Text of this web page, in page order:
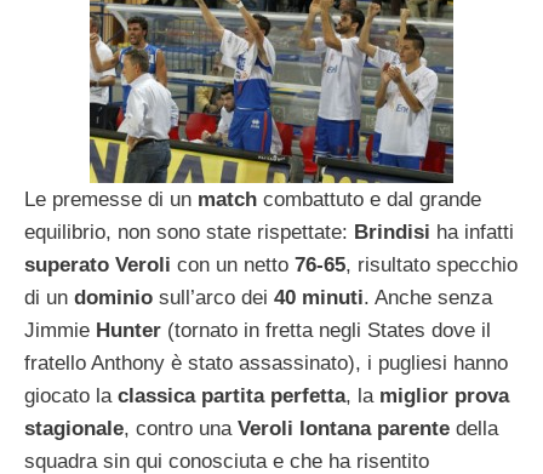
Le premesse di un match combattuto e dal grande
equilibrio, non sono state rispettate: Brindisi ha infatti
superato Veroli con un netto 76-65, risultato specchio
di un dominio sull’arco dei 40 minuti. Anche senza
Jimmie Hunter (tornato in fretta negli States dove il
fratello Anthony è stato assassinato), i pugliesi hanno
giocato la classica partita perfetta, la miglior prova
stagionale, contro una Veroli lontana parente della
squadra sin qui conosciuta e che ha risentito